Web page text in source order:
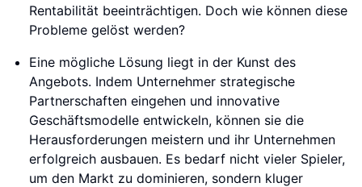
Rentabilität beeinträchtigen. Doch wie können diese
Probleme gelöst werden?
Eine mögliche Lösung liegt in der Kunst des
Angebots. Indem Unternehmer strategische
Partnerschaften eingehen und innovative
Geschäftsmodelle entwickeln, können sie die
Herausforderungen meistern und ihr Unternehmen
erfolgreich ausbauen. Es bedarf nicht vieler Spieler,
um den Markt zu dominieren, sondern kluger